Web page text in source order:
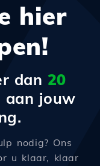
hier
dan 20
aan jouw
nodig? Ons
u klaar, klaar